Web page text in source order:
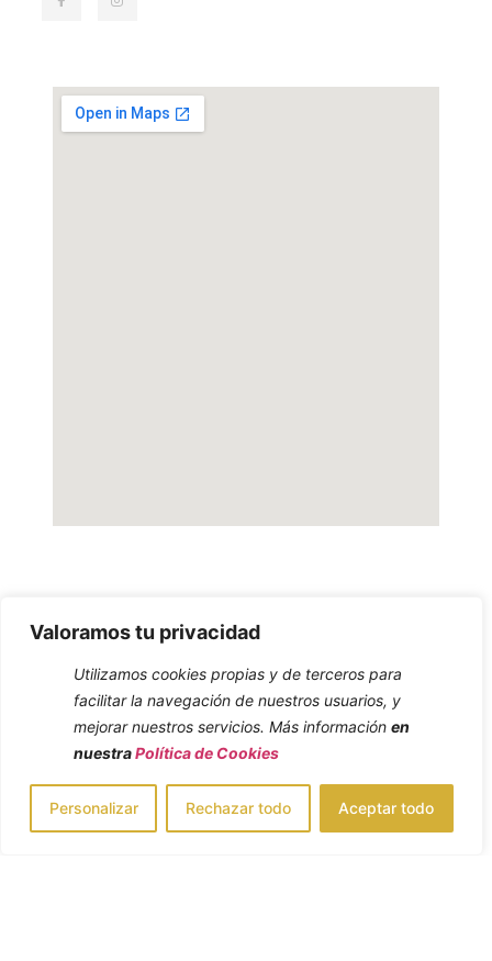
Valoramos tu privacidad
Utilizamos cookies propias y de terceros para
facilitar la navegación de nuestros usuarios, y
mejorar nuestros servicios. Más información en
nuestraPolítica de Cookies
Personalizar Rechazar todo Aceptar todo
Introduce tus datos.